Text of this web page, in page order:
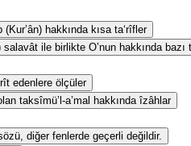
hakkında kısa ta‘rîfler
ile birlikte O’nun hakkında bazı
edenlere ölçüler
taksîmü’l-a’mal hakkında îzâhlar
diğer fenlerde geçerli değildir.